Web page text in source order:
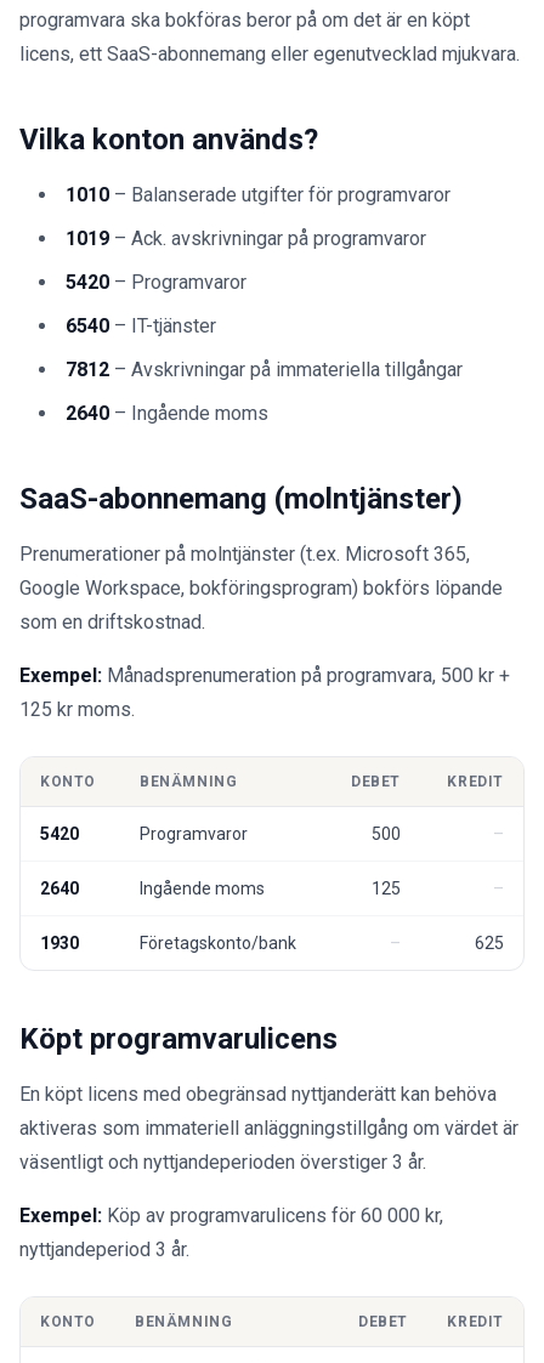
programvara ska bokföras beror på om det är en köpt
licens, ett SaaS-abonnemang eller egenutvecklad mjukvara.
Vilka konton används?
1010 – Balanserade utgifter för programvaror
1019 – Ack. avskrivningar på programvaror
5420 – Programvaror
6540 – IT-tjänster
7812 – Avskrivningar på immateriella tillgångar
2640 – Ingående moms
SaaS-abonnemang (molntjänster)
Prenumerationer på molntjänster (t.ex. Microsoft 365,
Google Workspace, bokföringsprogram) bokförs löpande
som en driftskostnad.
Exempel: Månadsprenumeration på programvara, 500 kr +
125 kr moms.
KONTO BENÄMNING DEBET KREDIT
5420 Programvaror 500
2640 Ingående moms 125
1930 Företagskonto/bank 625
Köpt programvarulicens
En köpt licens med obegränsad nyttjanderätt kan behöva
aktiveras som immateriell anläggningstillgång om värdet är
väsentligt och nyttjandeperioden överstiger 3 år.
Exempel: Köp av programvarulicens för 60 000 kr,
nyttjandeperiod 3 år.
KONTO BENÄMNING DEBET KREDIT